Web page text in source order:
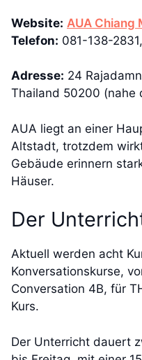
Website: AUA Chiang
Telefon: 081-138-
Adresse: 24
Thailand 50200 (nahe
AUA liegt an einer
Altstadt, trotzdem
Gebäude erinnern
Häuser.
Der
Aktuell werden acht
Konversationskurse,
Conversation 4B, für
Kurs.
Der Unterricht dauert